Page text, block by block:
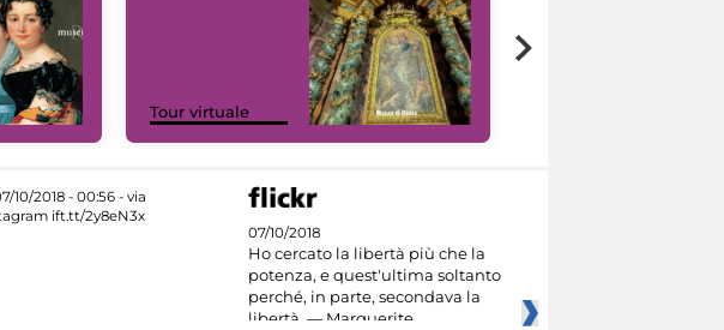
Tour virtuale
07/10/2018
Ho cercato la libertà più che la
potenza, e quest'ultima soltanto
perché, in parte, secondava la
libertà. — Marguerite